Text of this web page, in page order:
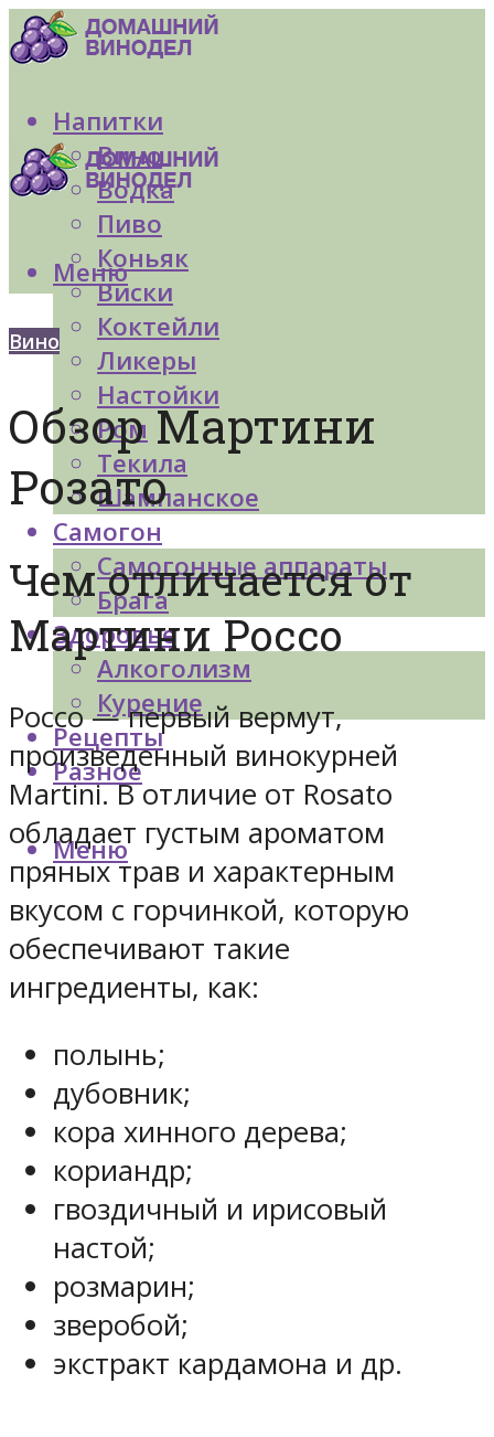
Напитки
Вино
Водка
Пиво
Коньяк
Виски
Коктейли
Ликеры
Настойки
Ром
Текила
Шампанское
Самогон
Самогонные аппараты
Брага
Здоровье
Алкоголизм
Курение
Рецепты
Разное
Меню
Меню
Вино
Обзор Мартини
Розато
Чем отличается от
Мартини Россо
Россо — первый вермут,
произведенный винокурней
Martini. В отличие от Rosato
обладает густым ароматом
пряных трав и характерным
вкусом с горчинкой, которую
обеспечивают такие
ингредиенты, как:
полынь;
дубовник;
кора хинного дерева;
кориандр;
гвоздичный и ирисовый
настой;
розмарин;
зверобой;
экстракт кардамона и др.